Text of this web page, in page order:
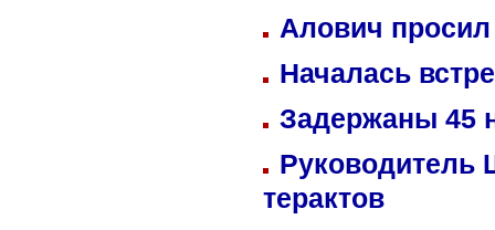
Алович просил
Началась
Задержаны 45
Руководитель
терактов